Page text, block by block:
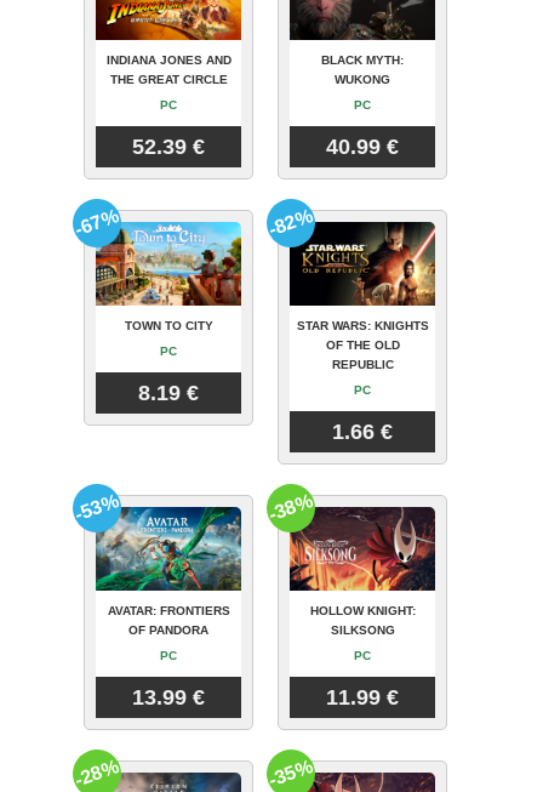
INDIANA JONES AND
THE GREAT CIRCLE
PC
52.39 €
BLACK MYTH:
WUKONG
PC
40.99 €
TOWN TO CITY
PC
8.19 €
-67%
STAR WARS: KNIGHTS
OF THE OLD
REPUBLIC
PC
1.66 €
-82%
AVATAR: FRONTIERS
OF PANDORA
PC
13.99 €
-53%
HOLLOW KNIGHT:
SILKSONG
PC
11.99 €
-38%
-28% -35%